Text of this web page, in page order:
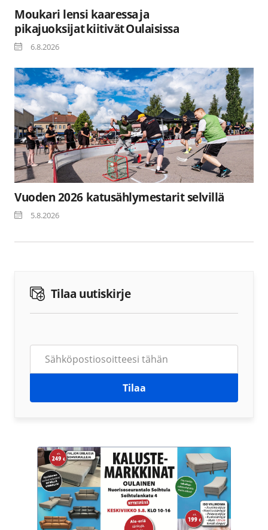
Moukari lensi kaaressa ja
pikajuoksijat kiitivät Oulaisissa
6.8.2026
Vuoden 2026 katusählymestarit selvillä
5.8.2026
Tilaa uutiskirje
Tilaa